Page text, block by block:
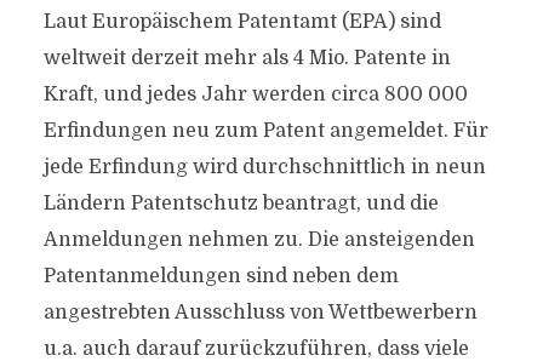
Laut Europäischem Patentamt (EPA) sind
weltweit derzeit mehr als 4 Mio. Patente in
Kraft, und jedes Jahr werden circa 800 000
Erfindungen neu zum Patent angemeldet. Für
jede Erfindung wird durchschnittlich in neun
Ländern Patentschutz beantragt, und die
Anmeldungen nehmen zu. Die ansteigenden
Patentanmeldungen sind neben dem
angestrebten Ausschluss von Wettbewerbern
u.a. auch darauf zurückzuführen, dass viele